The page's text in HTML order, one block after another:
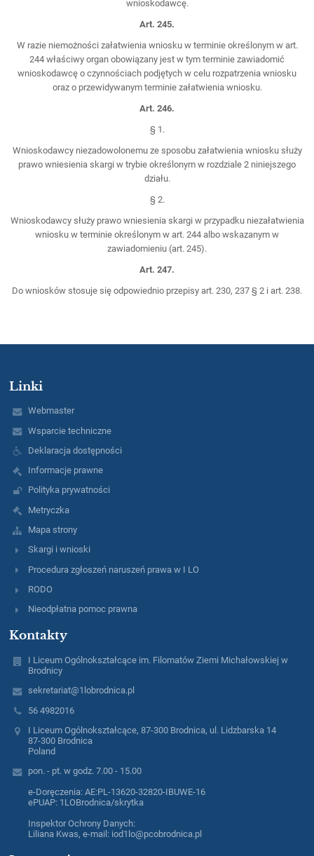
wnioskodawcę.
Art. 245.
W razie niemożności załatwienia wniosku w terminie określonym w art.
244 właściwy organ obowiązany jest w tym terminie zawiadomić
wnioskodawcę o czynnościach podjętych w celu rozpatrzenia wniosku
oraz o przewidywanym terminie załatwienia wniosku.
Art. 246.
§ 1.
Wnioskodawcy niezadowolonemu ze sposobu załatwienia wniosku służy
prawo wniesienia skargi w trybie określonym w rozdziale 2 niniejszego
działu.
§ 2.
Wnioskodawcy służy prawo wniesienia skargi w przypadku niezałatwienia
wniosku w terminie określonym w art. 244 albo wskazanym w
zawiadomieniu (art. 245).
Art. 247.
Do wniosków stosuje się odpowiednio przepisy art. 230, 237 § 2 i art. 238.
Linki
Webmaster
Wsparcie techniczne
Deklaracja dostępności
Informacje prawne
Polityka prywatności
Metryczka
Mapa strony
Skargi i wnioski
Procedura zgłoszeń naruszeń prawa w I LO
RODO
Nieodpłatna pomoc prawna
Kontakty
I Liceum Ogólnokształcące im. Filomatów Ziemi Michałowskiej w
Brodnicy
sekretariat@1lobrodnica.pl
56 4982016
I Liceum Ogólnokształcące, 87-300 Brodnica, ul. Lidzbarska 14
87-300 Brodnica
Poland
pon. - pt. w godz. 7.00 - 15.00
e-Doręczenia: AE:PL-13620-32820-IBUWE-16
ePUAP: 1LOBrodnica/skrytka
Inspektor Ochrony Danych:
Liliana Kwas, e-mail: iod1lo@pcobrodnica.pl